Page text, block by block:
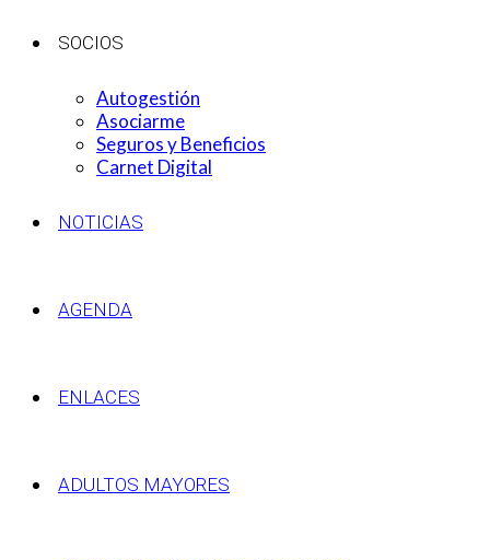
SOCIOS
Autogestión
Asociarme
Seguros y Beneficios
Carnet Digital
NOTICIAS
AGENDA
ENLACES
ADULTOS MAYORES